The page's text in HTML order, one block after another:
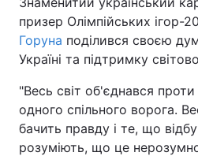
Україна
Економіка
Спорт
Техно і зв'язок
призер Олімпійських ігор-
Горуна поділився своєю
Україні та підтримку
"Весь світ об'єднався
одного спільного ворога.
бачить правду і те, що
розуміють, що це